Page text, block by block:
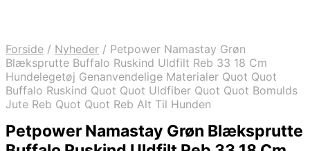
Forside / Nyheder / Petpower Namastay Grøn
Blæksprutte Buffalo Ruskind Uldfilt Reb 33 18 Cm
Hundelegetøj Genanvendelige Materialer Quot Quot
Buffalo Ruskind Quot Quot Uldfiber Quot Quot Bomulds
Jute Reb Quot Quot Reb Alt Til Hunden
Petpower Namastay Grøn Blæksprutte